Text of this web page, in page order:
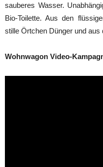
sauberes Wasser.
Bio-Toilette. Aus den
stille Örtchen Dünger und
Wohnwagon Video-